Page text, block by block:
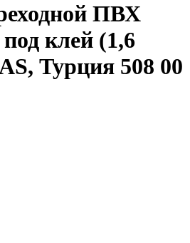
ПВХ
под клей (1,6
Турция 508 00